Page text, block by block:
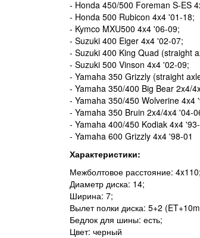
- Honda 450/500 Foreman S-ES
- Honda 500 Rubicon 4x4 '01-18;
- Kymco MXU500 4x4 '06-09;
- Suzuki 400 Eiger 4x4 '02-07;
- Suzuki 400 King Quad (straight
- Suzuki 500 Vinson 4x4 '02-09;
- Yamaha 350 Grizzly (straight
- Yamaha 350/400 Big Bear 2x4/
- Yamaha 350/450 Wolverine 4x4
- Yamaha 350 Bruin 2x4/4x4 '04-
- Yamaha 400/450 Kodiak 4x4
- Yamaha 600 Grizzly 4x4 '98-01
Характеристики:
Межболтовое расстояние: 4x110;
Диаметр диска: 14;
Ширина: 7;
Вылет полки диска: 5+2
Бедлок для шины: есть;
Цвет: черный